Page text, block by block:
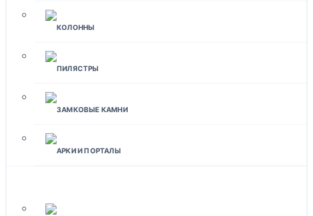
КОЛОННЫ
ПИЛЯСТРЫ
ЗАМКОВЫЕ КАМНИ
АРКИ И ПОРТАЛЫ